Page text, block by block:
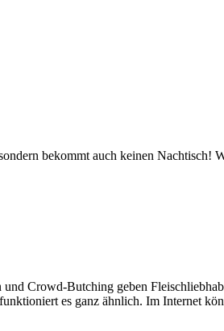
bekommt auch keinen Nachtisch!
Crowd-Butching geben
es ganz ähnlich. Im Internet